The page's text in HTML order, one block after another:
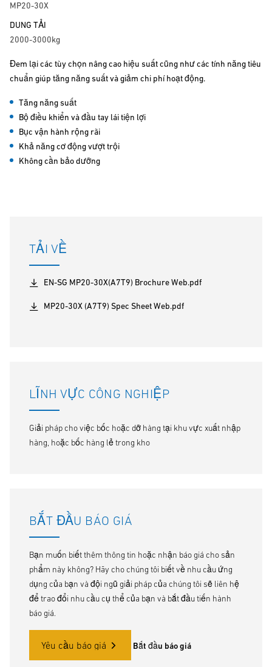
MP20-30X
DUNG TẢI
2000-3000kg
Đem lại các tùy chọn nâng cao hiệu suất cũng như các tính năng tiêu
chuẩn giúp tăng năng suất và giảm chi phí hoạt động.
Tăng năng suất
Bộ điều khiển và đầu tay lái tiện lợi
Bục vận hành rộng rãi
Khả năng cơ động vượt trội
Không cần bảo dưỡng
TẢI VỀ
EN-SG MP20-30X(A7T9) Brochure Web.pdf
MP20-30X (A7T9) Spec Sheet Web.pdf
LĨNH VỰC CÔNG NGHIỆP
Giải pháp cho việc bốc hoặc dỡ hàng tại khu vực xuất nhập
hàng, hoặc bốc hàng lẻ trong kho
BẮT ĐẦU BÁO GIÁ
Bạn muốn biết thêm thông tin hoặc nhận báo giá cho sản
phẩm này không? Hãy cho chúng tôi biết về nhu cầu ứng
dụng của bạn và đội ngũ giải pháp của chúng tôi sẽ liên hệ
để trao đổi nhu cầu cụ thể của bạn và bắt đầu tiến hành
báo giá.
Yêu cầu báo giá Bắt đầu báo giá